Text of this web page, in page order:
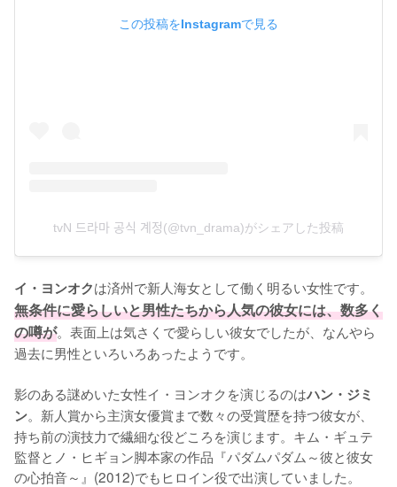
この投稿をInstagramで見る
tvN 드라마 공식 계정(@tvn_drama)がシェアした投稿
イ・ヨンオクは済州で新人海女として働く明るい女性です。
無条件に愛らしいと男性たちから人気の彼女には、数多く
の噂が。表面上は気さくで愛らしい彼女でしたが、なんやら
過去に男性といろいろあったようです。
影のある謎めいた女性イ・ヨンオクを演じるのはハン・ジミ
ン。新人賞から主演女優賞まで数々の受賞歴を持つ彼女が、
持ち前の演技力で繊細な役どころを演じます。キム・ギュテ
監督とノ・ヒギョン脚本家の作品『パダムパダム～彼と彼女
の心拍音～』(2012)でもヒロイン役で出演していました。